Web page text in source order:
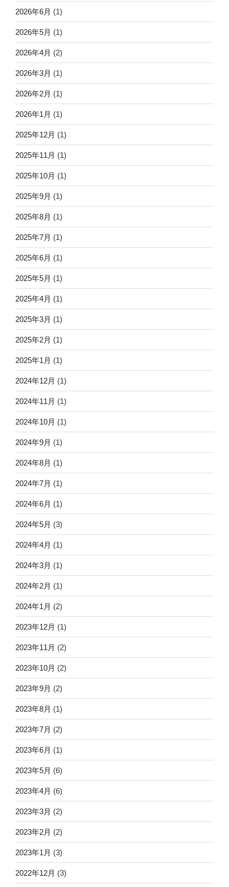
2026年6月 (1)
2026年5月 (1)
2026年4月 (2)
2026年3月 (1)
2026年2月 (1)
2026年1月 (1)
2025年12月 (1)
2025年11月 (1)
2025年10月 (1)
2025年9月 (1)
2025年8月 (1)
2025年7月 (1)
2025年6月 (1)
2025年5月 (1)
2025年4月 (1)
2025年3月 (1)
2025年2月 (1)
2025年1月 (1)
2024年12月 (1)
2024年11月 (1)
2024年10月 (1)
2024年9月 (1)
2024年8月 (1)
2024年7月 (1)
2024年6月 (1)
2024年5月 (3)
2024年4月 (1)
2024年3月 (1)
2024年2月 (1)
2024年1月 (2)
2023年12月 (1)
2023年11月 (2)
2023年10月 (2)
2023年9月 (2)
2023年8月 (1)
2023年7月 (2)
2023年6月 (1)
2023年5月 (6)
2023年4月 (6)
2023年3月 (2)
2023年2月 (2)
2023年1月 (3)
2022年12月 (3)